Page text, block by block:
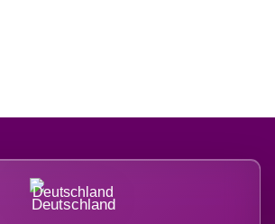
Deutschland